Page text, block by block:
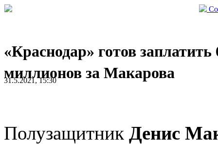
«Краснодар» готов заплатить
миллионов за Макарова
31.5.2021, 15:30
Полузащитник Денис